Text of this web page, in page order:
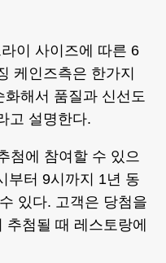
이 사이즈에 따른 6
케인즈측은 한가지
해서 품질과 신선도
고 설명한다.
첨에 참여할 수 있으
부터 9시까지 1년 동
있다. 고객은 당첨을
첨될 때 레스토랑에